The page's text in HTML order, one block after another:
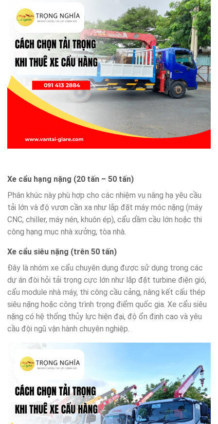
Xe cẩu hạng nặng (20 tấn – 50 tấn)
Phân khúc này phù hợp cho các nhiệm vụ nâng hạ yêu cầu
tải lớn và độ vươn cần xa như lắp đặt máy móc nặng (máy
CNC, chiller, máy nén, khuôn ép), cẩu dầm cầu lớn hoặc thi
công hạng mục nhà xưởng, tòa nhà.
Xe cẩu siêu nặng (trên 50 tấn)
Đây là nhóm xe cẩu chuyên dụng được sử dụng trong các
dự án đòi hỏi tải trọng cực lớn như lắp đặt turbine điện gió,
cẩu module nhà máy, thi công cầu cảng, nâng kết cấu thép
siêu nặng hoặc công trình trọng điểm quốc gia. Xe cẩu siêu
nặng có hệ thống thủy lực hiện đại, độ ổn định cao và yêu
cầu đội ngũ vận hành chuyên nghiệp.